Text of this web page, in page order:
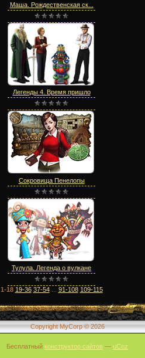
Маша. Рождественская ск...
Легенды 4. Время пришло
Сокровища Пенелопы
Тулула. Легенда о вулкане
1-18 19-36 37-54 91-108 109-115
Copyright MyCorp © 2026
Бесплатный конструктор сайтов — uCoz